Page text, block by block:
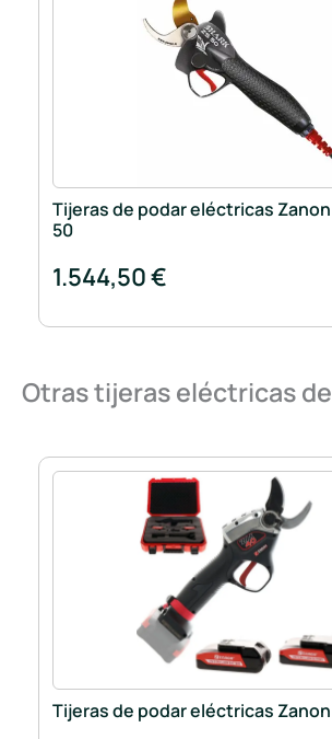
Tijeras de podar eléctricas Zanon
50
1.544,50 €
Otras tijeras eléctricas
Tijeras de podar eléctricas